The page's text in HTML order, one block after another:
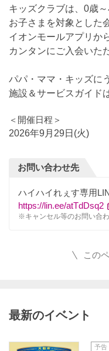
キッズクラブは、0歳
お子さまを対象とした
イオンモールアプリか
カンタンにご入会いた
パパ・ママ・キッズに
施設＆サービスガイド
＜開催日程＞
2026年9月29日(火)
お問い合わせ先
ハイハイれぇす専用
https://lin.ee/atTdDsq2
※キャンセル等のお問い合
この
最新のイベント
予告